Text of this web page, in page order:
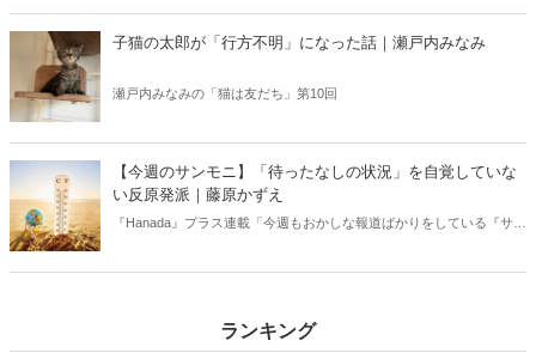
信じるか信じないかは、あなた次第！ 芸能ニュース
子猫の太郎が「行方不明」になった話｜瀬戸内みなみ
瀬戸内みなみの「猫は友だち」第10回
【今週のサンモニ】「待ったなしの状況」を自覚していな
い反原発派｜藤原かずえ
『Hanada』プラス連載「今週もおかしな報道ばかりをしている『サン
ランキング